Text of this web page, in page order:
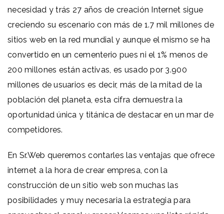
necesidad y trás 27 años de creación Internet sigue
creciendo su escenario con más de 1.7 mil millones de
sitios web en la red mundial y aunque el mismo se ha
convertido en un cementerio pues ni el 1% menos de
200 millones están activas, es usado por 3.900
millones de usuarios es decir, más de la mitad de la
población del planeta, esta cifra demuestra la
oportunidad única y titánica de destacar en un mar de
competidores.
En Sr.Web queremos contarles las ventajas que ofrece
internet a la hora de crear empresa, con la
construcción de un sitio web son muchas las
posibilidades y muy necesaria la estrategia para